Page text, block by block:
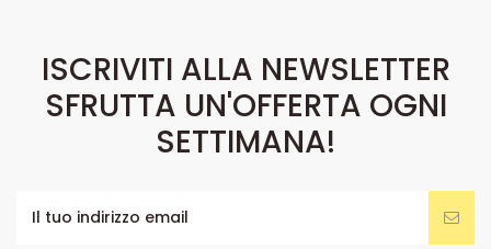
ISCRIVITI ALLA NEWSLETTER
SFRUTTA UN'OFFERTA OGNI
SETTIMANA!